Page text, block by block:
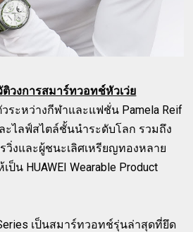
วงการสมาร์ทวอทช์หัวเว่ย
ระหว่างกีฬาและแฟชั่น Pamela Reif
ไลฟ์สไตล์ชั้นนำระดับโลก รวมถึง
วิ่งและผู้ชนะเลิศเหรียญทองหลาย
ป็น HUAWEI Wearable Product
Series เป็นสมาร์ทวอทช์รุ่นล่าสุดที่ยึด